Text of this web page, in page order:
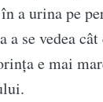
a urina pe
se vedea
e mai